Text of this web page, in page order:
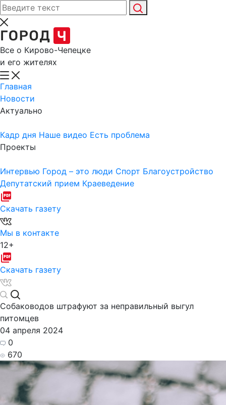
Все о Кирово-Чепецке
и его жителях
Главная
Новости
Актуально
Кадр дня Наше видео Есть проблема
Проекты
Интервью Город – это люди Спорт Благоустройство
Депутатский прием Краеведение
Скачать газету
Мы в контакте
12+
Скачать газету
Собаководов штрафуют за неправильный выгул
питомцев
04 апреля 2024
0
670